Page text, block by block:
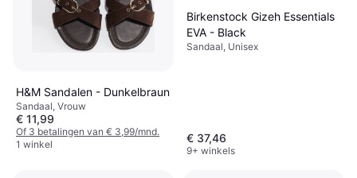
H&M Sandalen - Dunkelbraun
Sandaal, Vrouw
€ 11,99
Of 3 betalingen van € 3,99/mnd.
1 winkel
Birkenstock Gizeh Essentials
EVA - Black
Sandaal, Unisex
€ 37,46
9+ winkels